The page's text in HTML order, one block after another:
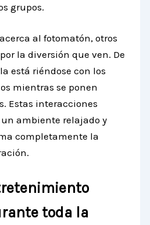
grupos.
al fotomatón, otros
la diversión que ven. De
está riéndose con los
mientras se ponen
Estas interacciones
ambiente relajado y
completamente la
toda la